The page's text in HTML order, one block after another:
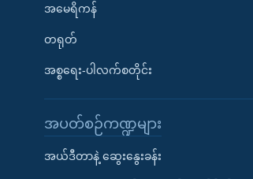
အမေရိကန်
တရုတ်
အစ္စရေး-ပါလက်စတိုင်း
အပတ်စဉ်ကဏ္ဍများ
အယ်ဒီတာနဲ့ ဆွေးနွေးခန်း